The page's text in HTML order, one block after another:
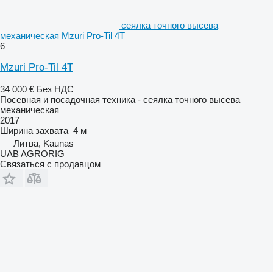
сеялка точного высева
механическая Mzuri Pro-Til 4T
6
Mzuri Pro-Til 4T
34 000 € Без НДС
Посевная и посадочная техника - сеялка точного высева
механическая
2017
Ширина захвата 4 м
Литва, Kaunas
UAB AGRORIG
Связаться с продавцом